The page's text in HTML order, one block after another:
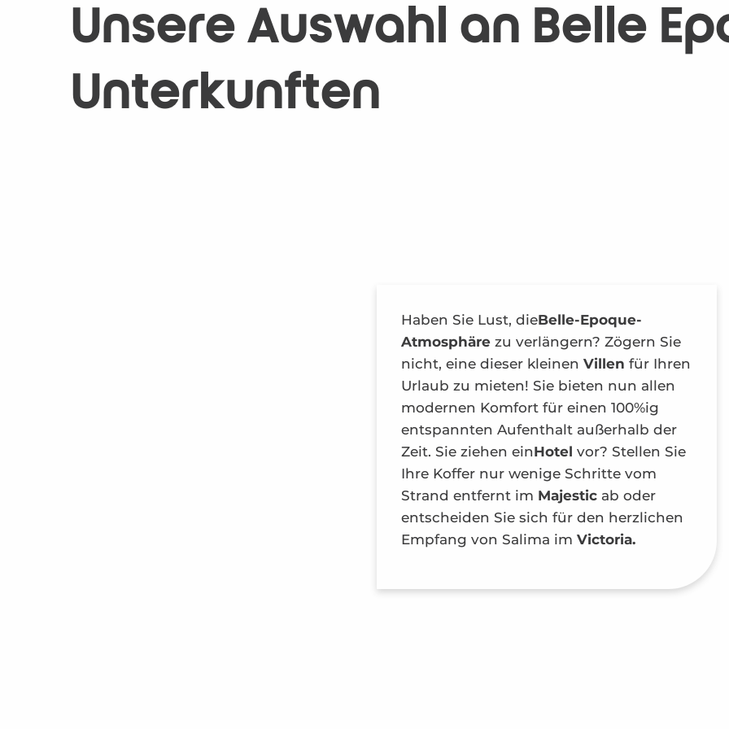
Unsere Auswahl an Belle
Unterkünften
Haben Sie Lust, dieBelle-Epoque-
Atmosphäre zu verlängern? Zögern Sie
nicht, eine dieser kleinen Villen für Ihren
Urlaub zu mieten! Sie bieten nun allen
modernen Komfort für einen 100%ig
entspannten Aufenthalt außerhalb der
Zeit. Sie ziehen einHotel vor? Stellen Sie
Ihre Koffer nur wenige Schritte vom
Strand entfernt im Majestic ab oder
entscheiden Sie sich für den herzlichen
Empfang von Salima im Victoria.